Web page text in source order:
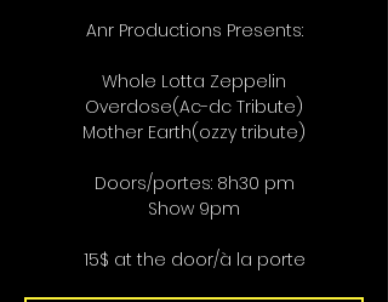
Anr Productions Presents:
Whole Lotta Zeppelin
Overdose(Ac-dc Tribute)
Mother Earth(ozzy tribute)
Doors/portes: 8h30 pm
Show 9pm
15$ at the door/à la porte